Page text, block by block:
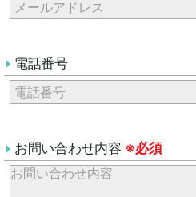
電話番号
お問い合わせ内容 ※必須